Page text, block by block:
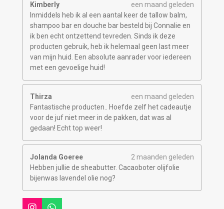
Kimberly
een maand geleden
Inmiddels heb ik al een aantal keer de tallow balm,
shampoo bar en douche bar besteld bij Connalie en
ik ben echt ontzettend tevreden. Sinds ik deze
producten gebruik, heb ik helemaal geen last meer
van mijn huid. Een absolute aanrader voor iedereen
met een gevoelige huid!
Thirza
een maand geleden
Fantastische producten.. Hoefde zelf het cadeautje
voor de juf niet meer in de pakken, dat was al
gedaan! Echt top weer!
Jolanda Goeree
2 maanden geleden
Hebben jullie de sheabutter. Cacaoboter olijfolie
bijenwas lavendel olie nog?